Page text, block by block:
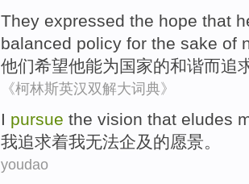
They expressed the hope that
balanced policy for the sake of
他们希望他能为 国家的和谐而追
《柯林斯英汉双解大词典》
I pursue the vision that eludes
我追求着我无法企及 的愿景。
youdao